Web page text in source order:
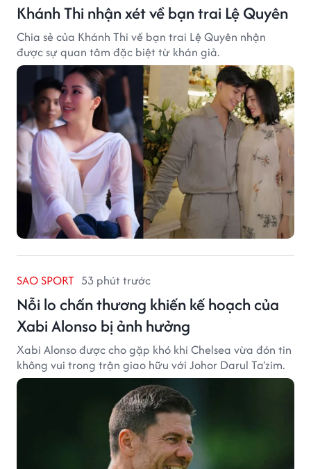
Khánh Thi nhận xét về bạn trai Lệ Quyên
Chia sẻ của Khánh Thi về bạn trai Lệ Quyên nhận
được sự quan tâm đặc biệt từ khán giả.
SAO SPORT 53 phút trước
Nỗi lo chấn thương khiến kế hoạch của
Xabi Alonso bị ảnh hưởng
Xabi Alonso được cho gặp khó khi Chelsea vừa đón tin
không vui trong trận giao hữu với Johor Darul Ta'zim.